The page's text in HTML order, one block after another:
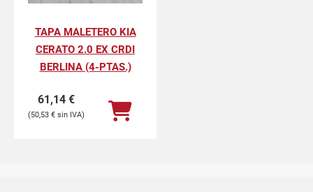
TAPA MALETERO KIA
CERATO 2.0 EX CRDI
BERLINA (4-PTAS.)
61,14 €
50,53 €